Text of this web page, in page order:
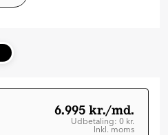
6.995 kr./md.
Udbetaling: 0 kr.
Inkl. moms